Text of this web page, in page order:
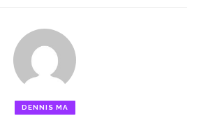
DENNIS MA